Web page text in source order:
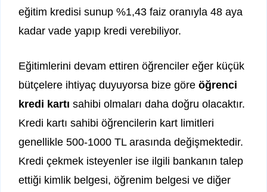
eğitim kredisi sunup %1,43 faiz oranıyla 48 aya
kadar vade yapıp kredi verebiliyor.
Eğitimlerini devam ettiren öğrenciler eğer küçük
bütçelere ihtiyaç duyuyorsa bize göre öğrenci
kredi kartı sahibi olmaları daha doğru olacaktır.
Kredi kartı sahibi öğrencilerin kart limitleri
genellikle 500-1000 TL arasında değişmektedir.
Kredi çekmek isteyenler ise ilgili bankanın talep
ettiği kimlik belgesi, öğrenim belgesi ve diğer